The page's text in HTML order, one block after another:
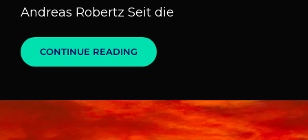
Andreas Robertz Seit die
CONTINUE READING DAS
RECHT